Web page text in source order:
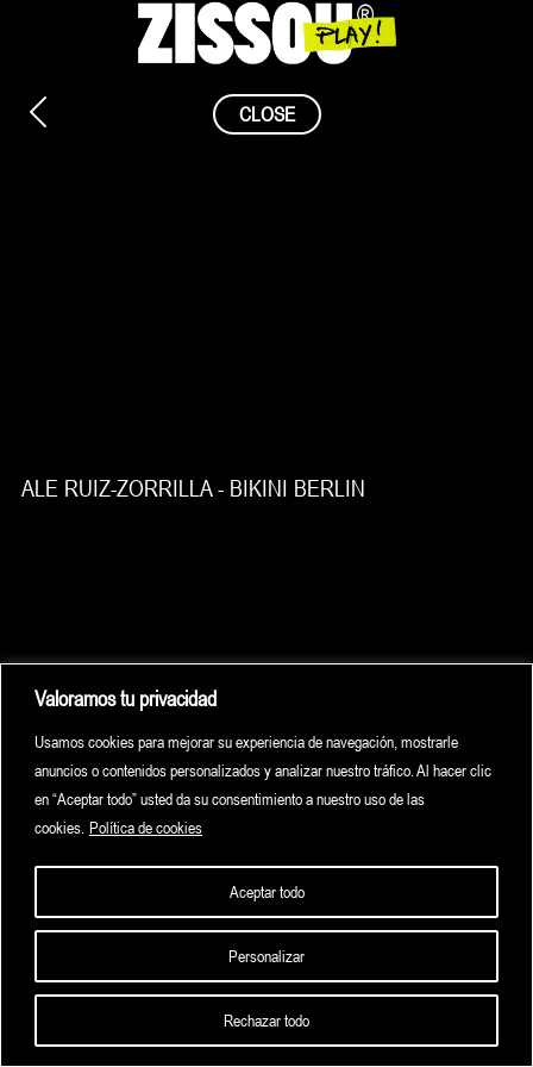
Valoramos tu privacidad
Usamos cookies para mejorar su experiencia de navegación, mostrarle
anuncios o contenidos personalizados y analizar nuestro tráfico. Al hacer clic
en “Aceptar todo” usted da su consentimiento a nuestro uso de las
cookies. Política de cookies
Personalizar
Rechazar todo
Aceptar todo
CLOSE
ALE RUIZ-ZORRILLA - BIKINI BERLIN
HOME HIGHLIGHTS ARCHIVE CONTACT